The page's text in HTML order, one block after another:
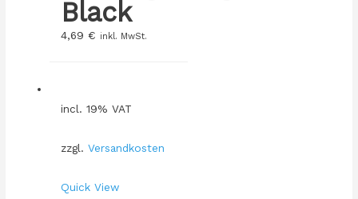
Black
4,69 € inkl. MwSt.
incl. 19% VAT
zzgl. Versandkosten
Quick View